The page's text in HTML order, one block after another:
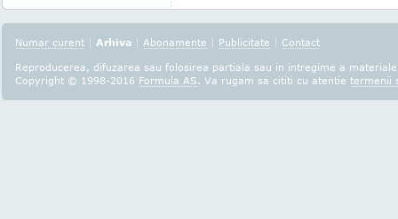
Numar curent | Arhiva | Abonamente | Publicitate | Contact
Reproducerea, difuzarea sau folosirea partiala sau in intregime a
Copyright © 1998-2016 Formula AS. Va rugam sa cititi cu atentie termenii